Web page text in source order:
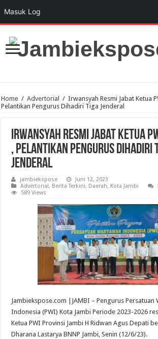
Home / Advertorial / Irwansyah Resmi Jabat Ketua
Pelantikan Pengurus Dihadiri Tiga Jenderal
Irwansyah Resmi Jabat Ketua
, Pelantikan Pengurus Dihadiri
Jenderal
jambiekspose
Juni 12, 2023
Advertorial, Berita Terkini, Daerah, Kota Jambi
589 Views
Jambiekspose.com |JAMBI – Pengurus Persatuan
Indonesia (PWI) Kota Jambi Periode 2023-2026
Ketua PWI Provinsi Jambi H Ridwan Agus Depati
Dharana Lastarya BNNP Jambi, Senin (12/6/23).
Masuk Log